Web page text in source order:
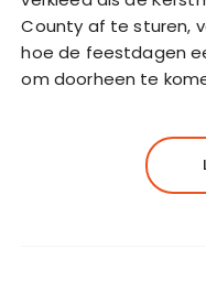
County af te sturen,
hoe de feestdagen
om doorheen te